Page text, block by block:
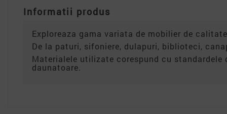
Informatii produs
Exploreaza gama variata de mobilier de
De la paturi, sifoniere, dulapuri, biblioteci,
Materialele utilizate corespund cu
daunatoare.